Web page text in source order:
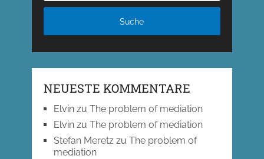
NEUESTE KOMMENTARE
Elvinzu The problem of mediation
Elvinzu The problem of mediation
Stefan Meretzzu The problem of
mediation